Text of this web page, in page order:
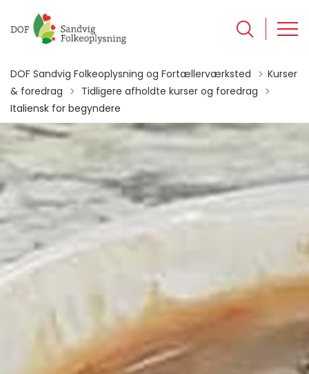
DOF Sandvig Folkeoplysning og Fortællerværksted
Kurser
& foredrag
Tilbage til
Tidligere afholdte kurser og foredrag
Italiensk for begyndere